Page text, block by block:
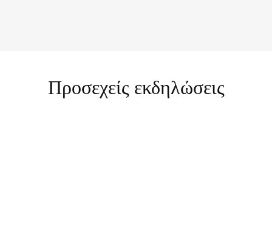
Προσεχείς εκδηλώσεις